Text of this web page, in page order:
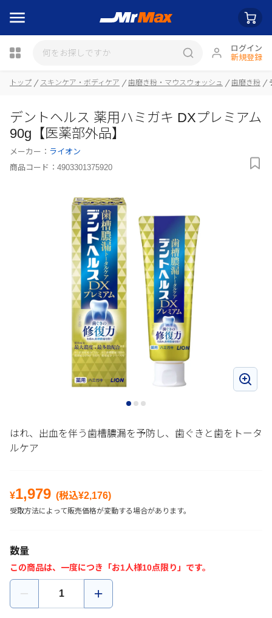
ログイン
新規登録
トップ スキンケア・ボディケア 歯磨き粉・マウスウォッシュ 歯磨き粉
デントヘルス 薬用ハミガキ DXプレミアム
90g【医薬部外品】
メーカー： ライオン
商品コード： 4903301375920
はれ、出血を伴う歯槽膿漏を予防し、歯ぐきと歯をトータ
ルケア
¥1,979 (税込¥2,176)
受取方法によって販売価格が変動する場合があります。
数量
この商品は、一度につき「お1人様10点限り」です。